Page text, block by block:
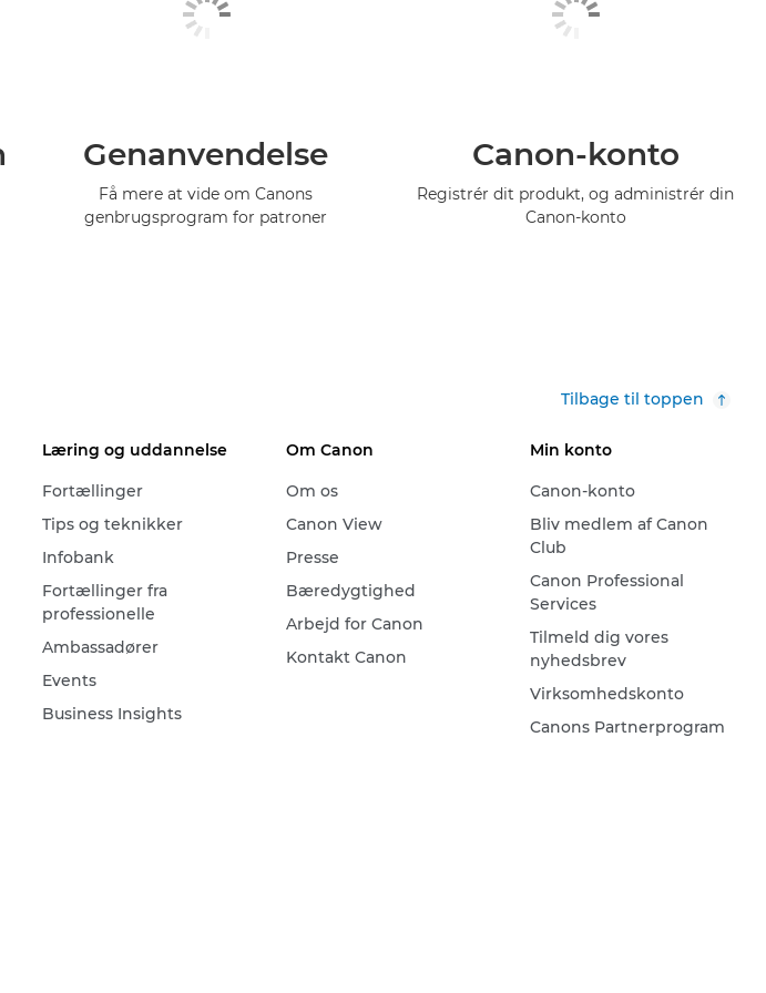
Genanvendelse
Få mere at vide om Canons
genbrugsprogram for patroner
Canon-konto
Registrér dit produkt, og administrér din
Canon-konto
Tilbage til toppen
Læring og uddannelse
Fortællinger
Tips og teknikker
Infobank
Fortællinger fra
professionelle
Ambassadører
Events
Business Insights
Om Canon
Om os
Canon View
Presse
Bæredygtighed
Arbejd for Canon
Kontakt Canon
Min konto
Canon-konto
Bliv medlem af Canon
Club
Canon Professional
Services
Tilmeld dig vores
nyhedsbrev
Virksomhedskonto
Canons Partnerprogram